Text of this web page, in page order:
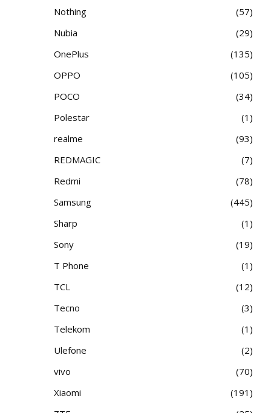
Nothing
57
Nubia
29
OnePlus
135
OPPO
105
POCO
34
Polestar
1
realme
93
REDMAGIC
7
Redmi
78
Samsung
445
Sharp
1
Sony
19
T Phone
1
TCL
12
Tecno
3
Telekom
1
Ulefone
2
vivo
70
Xiaomi
191